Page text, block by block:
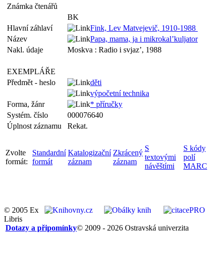
Známka čtenářů
BK
Hlavní záhlaví
Fink, Lev Matvejevič, 1910-1988
Název
Papa, mama, ja i mikrokal’kuljator
Nakl. údaje
Moskva : Radio i svjaz’, 1988
EXEMPLÁŘE
Předmět - heslo
děti
výpočetní technika
Forma, žánr
* příručky
Systém. číslo
000076640
Úplnost záznamu
Rekat.
Zvolte
formát:
Standardní
formát
Katalogizační
záznam
Zkrácený
záznam
S
textovými
návěštími
S kódy
polí
MARC
© 2005 Ex
Libris
© 2009 - 2026 Ostravská univerzita
Dotazy a připomínky